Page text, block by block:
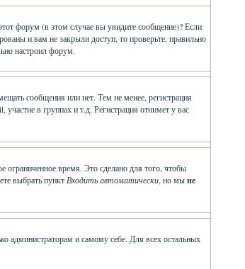
форум (в этом случае вы увидите сообщение)? Если
и вам не закрыли доступ, то проверьте, правильно
настроил форум.
сообщения или нет. Тем не менее, регистрация
в группах и т.д. Регистрация отнимет у вас
ограниченное время. Это сделано для того, чтобы
выбрать пункт Входить автоматически, но мыне
администраторам и самому себе. Для всех остальных